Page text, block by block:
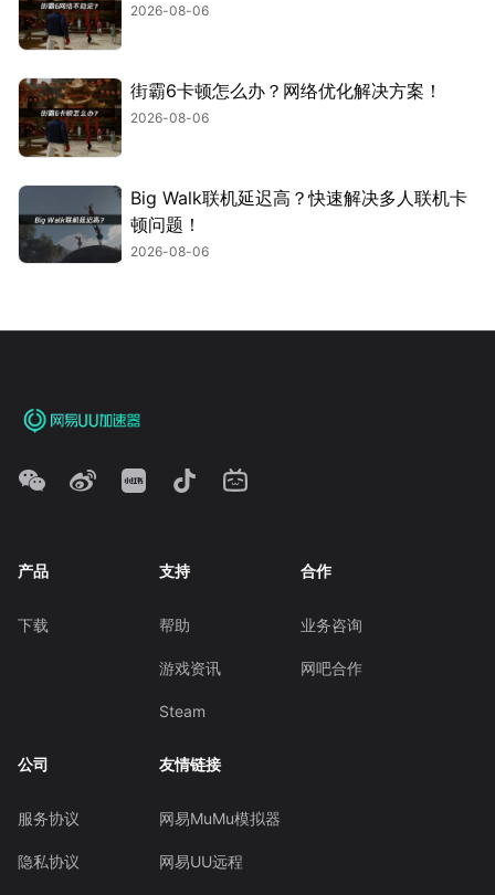
2026-08-06
街霸6卡顿怎么办？网络优化解决方案！
2026-08-06
Big Walk联机延迟高？快速解决多人联机卡
顿问题！
2026-08-06
产品
下载
支持
帮助
游戏资讯
Steam
合作
业务咨询
网吧合作
公司
服务协议
隐私协议
友情链接
网易MuMu模拟器
网易UU远程